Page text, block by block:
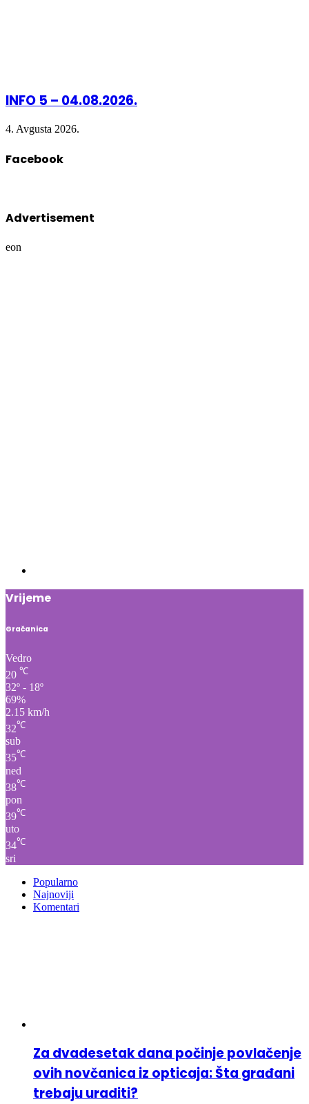
INFO 5 – 04.08.2026.
4. Avgusta 2026.
Facebook
Advertisement
eon
Vrijeme
Gračanica
Vedro
20 ℃
32º - 18º
69%
2.15 km/h
32℃
sub
35℃
ned
38℃
pon
39℃
uto
34℃
sri
Popularno
Najnoviji
Komentari
Za dvadesetak dana počinje povlačenje
ovih novčanica iz opticaja: Šta građani
trebaju uraditi?